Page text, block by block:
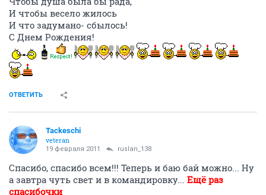
ruslan_138
activist
18 февраля 2011 Tackeschi
Ребята... У меня сегодня днюха... Ура Всем по торту :-y
Желаю много светлых дней,
Хороших преданных друзей,
Здоровья, счастья и любви
На твоём жизненном пути!
Здоровья радости и смеха,
Везде во всём тебе успеха
И счастья столько, сколько надо,
Чтобы душа была бы рада,
И чтобы весело жилось
И что задумано- сбылось!
С Днем Рождения!